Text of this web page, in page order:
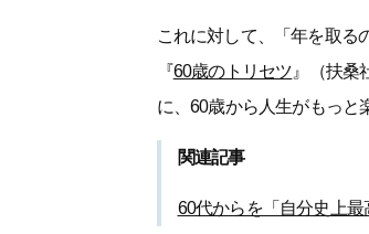
これに対して、「年を取る
『60歳のトリセツ 』（扶桑
に、60歳から人生がもっと
関連記事
60代からを「自分史上